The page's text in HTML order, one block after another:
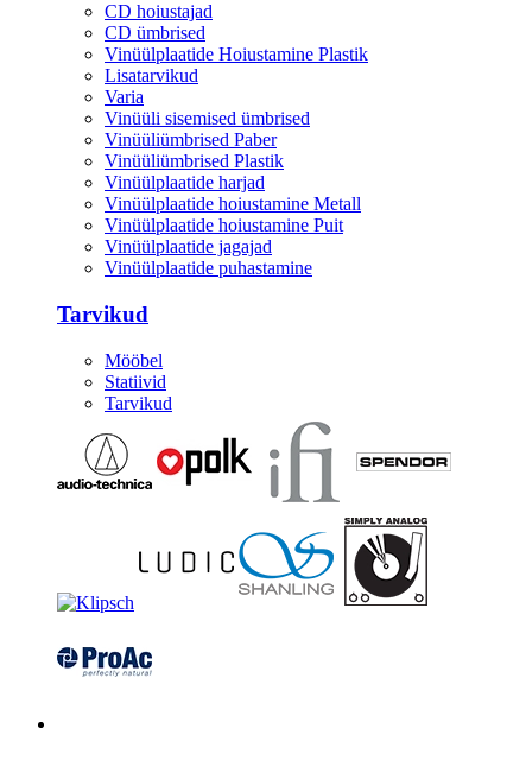
CD hoiustajad
CD ümbrised
Vinüülplaatide Hoiustamine Plastik
Lisatarvikud
Varia
Vinüüli sisemised ümbrised
Vinüüliümbrised Paber
Vinüüliümbrised Plastik
Vinüülplaatide harjad
Vinüülplaatide hoiustamine Metall
Vinüülplaatide hoiustamine Puit
Vinüülplaatide jagajad
Vinüülplaatide puhastamine
Tarvikud
Mööbel
Statiivid
Tarvikud